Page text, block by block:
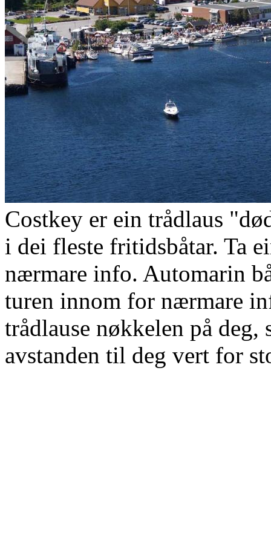
Costkey er ein trådlaus
i dei fleste fritidsbåtar. Ta
nærmare info. Automarin
turen innom for nærmare
trådlause nøkkelen på
avstanden til deg vert for